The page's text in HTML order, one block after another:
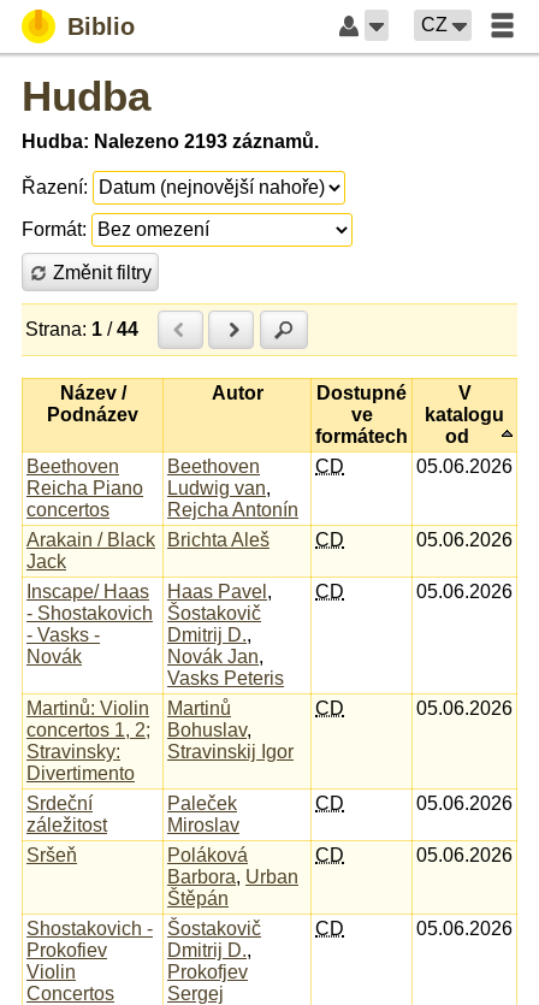
Biblio CZ
Hudba
Hudba: Nalezeno 2193 záznamů.
Řazení:
Formát:
Změnit filtry
Strana: 1 /44 Předchozí
Další
Název /
Podnázev
Autor
Dostupné
ve
formátech
V
katalogu
od
Beethoven
Reicha Piano
concertos
Beethoven
Ludwig van,
Rejcha Antonín
CD 05.06.2026
Arakain / Black
Jack
Brichta Aleš CD 05.06.2026
Inscape/ Haas
- Shostakovich
- Vasks -
Novák
Haas Pavel ,
Šostakovič
Dmitrij D.,
Novák Jan,
Vasks Peteris
CD 05.06.2026
Martinů: Violin
concertos 1, 2;
Stravinsky:
Divertimento
Martinů
Bohuslav,
Stravinskij Igor
CD 05.06.2026
Srdeční
záležitost
Paleček
Miroslav
CD 05.06.2026
Sršeň
Poláková
Barbora, Urban
Štěpán
CD 05.06.2026
Shostakovich -
Prokofiev
Violin
Concertos
Šostakovič
Dmitrij D.,
Prokofjev
Sergej
CD 05.06.2026